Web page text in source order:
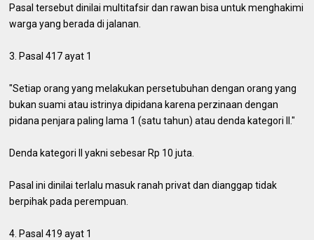
Pasal tersebut dinilai multitafsir dan rawan bisa untuk menghakimi
warga yang berada di jalanan.
3. Pasal 417 ayat 1
"Setiap orang yang melakukan persetubuhan dengan orang yang
bukan suami atau istrinya dipidana karena perzinaan dengan
pidana penjara paling lama 1 (satu tahun) atau denda kategori II."
Denda kategori II yakni sebesar Rp 10 juta.
Pasal ini dinilai terlalu masuk ranah privat dan dianggap tidak
berpihak pada perempuan.
4. Pasal 419 ayat 1